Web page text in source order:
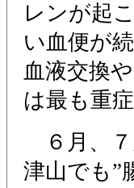
レンが起
い血便が
血液交換
は最も重
６月、７
津山でも”